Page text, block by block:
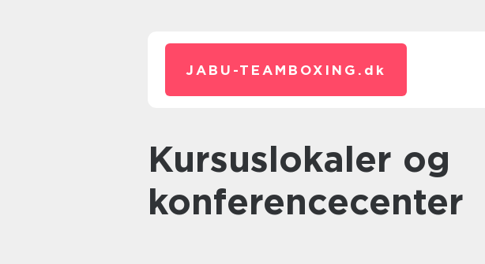
JABU-TEAMBOXING. dk
kursuslokaler og
konferencecenter